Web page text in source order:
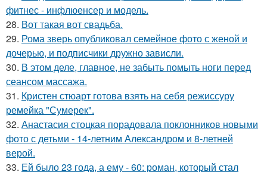
фитнес - инфлюенсер и модель.
28. Вот такая вот свадьба.
29. Рома зверь опубликовал семейное фото с женой и
дочерью, и подписчики дружно зависли.
30. В этом деле, главное, не забыть помыть ноги перед
сеансом массажа.
31. Кристен стюарт готова взять на себя режиссуру
ремейка "Сумерек".
32. Анастасия стоцкая порадовала поклонников новыми
фото с детьми - 14-летним Александром и 8-летней
верой.
33. Ей было 23 года, а ему - 60: роман, который стал